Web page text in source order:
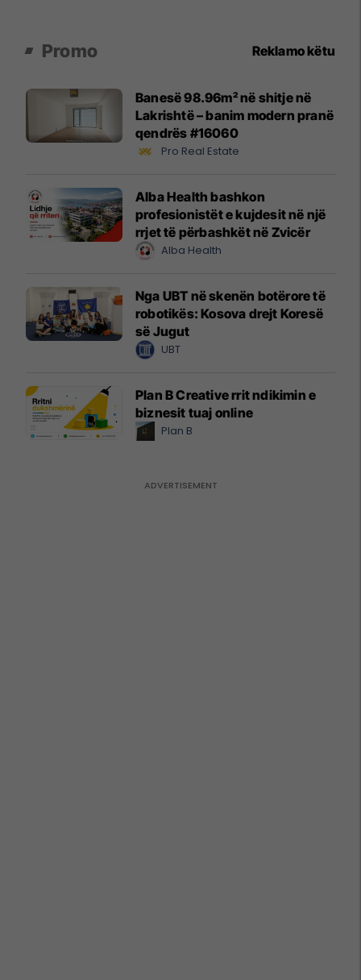
Promo Reklamo këtu
Banesë 98.96m² në shitje në
Lakrishtë – banim modern pranë
qendrës #16060
Pro Real Estate
Alba Health bashkon
profesionistët e kujdesit në një
rrjet të përbashkët në Zvicër
Alba Health
Nga UBT në skenën botërore të
robotikës: Kosova drejt Koresë
së Jugut
UBT
Plan B Creative rrit ndikimin e
biznesit tuaj online
Plan B